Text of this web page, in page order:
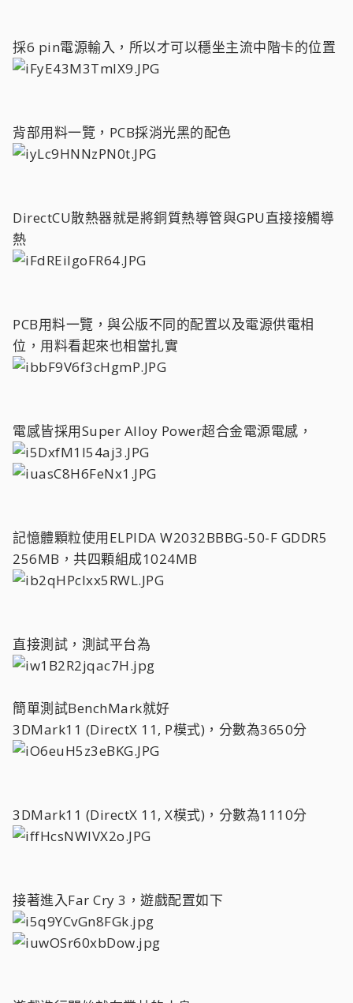
採6 pin電源輸入，所以才可以穩坐主流中階卡的位置
背部用料一覽，PCB採消光黑的配色
DirectCU散熱器就是將銅質熱導管與GPU直接接觸導
熱
PCB用料一覽，與公版不同的配置以及電源供電相
位，用料看起來也相當扎實
電感皆採用Super Alloy Power超合金電源電感，
記憶體顆粒使用ELPIDA W2032BBBG-50-F GDDR5
256MB，共四顆組成1024MB
直接測試，測試平台為
簡單測試BenchMark就好
3DMark11 (DirectX 11, P模式)，分數為3650分
3DMark11 (DirectX 11, X模式)，分數為1110分
接著進入Far Cry 3，遊戲配置如下